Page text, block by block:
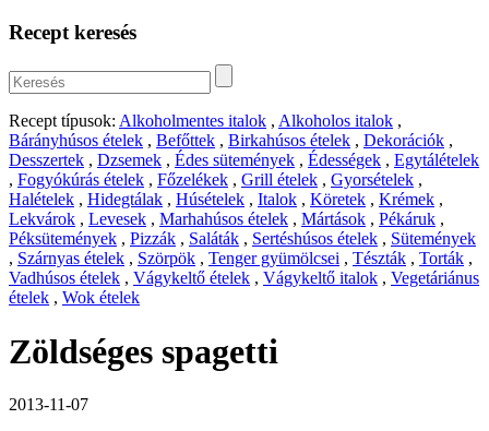
Recept keresés
Recept típusok: Alkoholmentes italok , Alkoholos italok ,
Bárányhúsos ételek , Befőttek , Birkahúsos ételek , Dekorációk ,
Desszertek , Dzsemek , Édes sütemények , Édességek , Egytálételek
, Fogyókúrás ételek , Főzelékek , Grill ételek , Gyorsételek ,
Halételek , Hidegtálak , Húsételek , Italok , Köretek , Krémek ,
Lekvárok , Levesek , Marhahúsos ételek , Mártások , Pékáruk ,
Péksütemények , Pizzák , Saláták , Sertéshúsos ételek , Sütemények
, Szárnyas ételek , Szörpök , Tenger gyümölcsei , Tészták , Torták ,
Vadhúsos ételek , Vágykeltő ételek , Vágykeltő italok , Vegetáriánus
ételek , Wok ételek
Zöldséges spagetti
2013-11-07